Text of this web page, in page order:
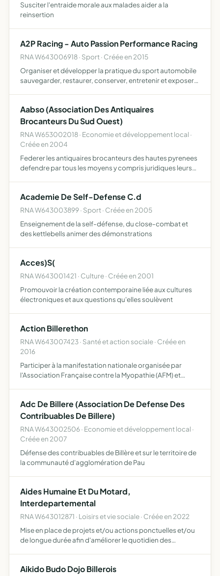
Susciter l'entraide morale aux malades aider a la
reinsertion
A2P Racing - Auto Passion Performance Racing
RNA W643006918 · Sport · Créée en 2015
Organiser et développer la pratique du sport automobile
sauvegarder, restaurer, conserver, entretenir et exposer
Aabso (Association Des Antiquaires
Brocanteurs Du Sud Ouest)
RNA W653002018 · Economie et développement local ·
Créée en 2004
Federer les antiquaires brocanteurs des hautes pyrenees
defendre par tous les moyens y compris juridiques leurs
Academie De Self-Defense C.d
RNA W643003899 · Sport · Créée en 2005
Enseignement de la self-défense, du close-combat et
des kettlebells animer des démonstrations
Acces)S(
RNA W643001421 · Culture · Créée en 2001
Promouvoir la création contemporaine liée aux cultures
électroniques et aux questions qu'elles soulèvent
Action Billerethon
RNA W643007423 · Santé et action sociale · Créée en
2016
Participer à la manifestation nationale organisée par
l'Association Française contre la Myopathie (AFM) et
Adc De Billere (Association De Defense Des
Contribuables De Billere)
RNA W643002506 · Economie et développement local ·
Créée en 2007
Défense des contribuables de Billère et sur le territoire de
la communauté d'agglomération de Pau
Aides Humaine Et Du Motard,
Interdepartemental
RNA W643012871 · Loisirs et vie sociale · Créée en 2022
Mise en place de projets et/ou actions ponctuelles et/ou
de longue durée afin d'améliorer le quotidien des
des p…
Aikido Budo Dojo Billerois